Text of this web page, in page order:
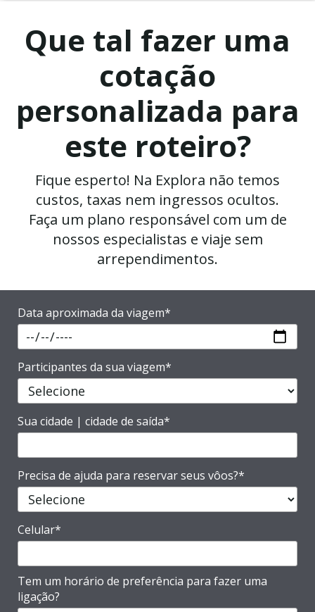
Que tal fazer uma
cotação
personalizada para
este roteiro?
Fique esperto! Na Explora não temos
custos, taxas nem ingressos ocultos.
Faça um plano responsável com um de
nossos especialistas e viaje sem
arrependimentos.
Data aproximada da viagem*
Participantes da sua viagem*
Sua cidade | cidade de saída*
Precisa de ajuda para reservar seus vôos?*
Celular*
Tem um horário de preferência para fazer uma
ligação?